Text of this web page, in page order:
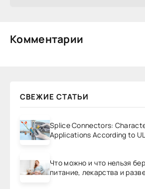
Комментарии
СВЕЖИЕ СТАТЬИ
Splice Connectors:
Applications According to
Что можно и что нельзя
питание, лекарства и